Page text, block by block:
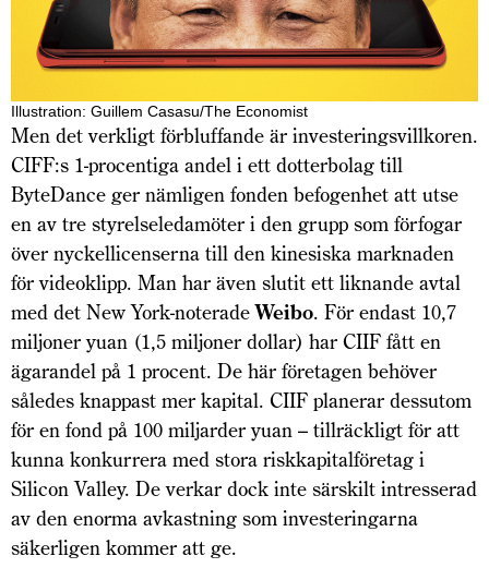
Illustration: Guillem Casasu/The Economist
Men det verkligt förbluffande är investeringsvillkoren.
CIFF:s 1-procentiga andel i ett dotter­bolag till
ByteDance ger nämligen fonden befogenhet att utse
en av tre styrelseledamöter i den grupp som förfogar
över nyckellicenserna till den kinesiska marknaden
för videoklipp. Man har även slutit ett liknande avtal
med det New York-noteradeWeibo. För endast 10,7
miljoner yuan (1,5 miljoner dollar) har CIIF fått en
ägarandel på 1 procent. De här företagen behöver
således knappast mer kapital. CIIF planerar dessutom
för en fond på 100 miljarder yuan – tillräckligt för att
kunna konkurrera med stora riskkapitalföretag i
Silicon Valley. De verkar dock inte särskilt intresserad
av den enorma avkastning som investeringarna
säkerligen kommer att ge.